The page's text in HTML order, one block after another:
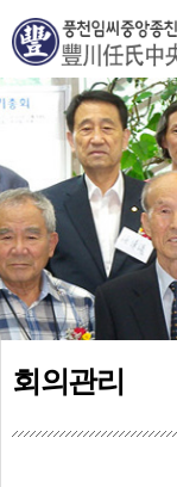
회의관리